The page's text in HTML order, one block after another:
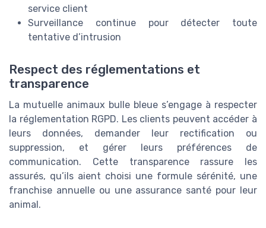
service client
Surveillance continue pour détecter toute
tentative d’intrusion
Respect des réglementations et
transparence
La mutuelle animaux bulle bleue s’engage à respecter
la réglementation RGPD. Les clients peuvent accéder à
leurs données, demander leur rectification ou
suppression, et gérer leurs préférences de
communication. Cette transparence rassure les
assurés, qu’ils aient choisi une formule sérénité, une
franchise annuelle ou une assurance santé pour leur
animal.